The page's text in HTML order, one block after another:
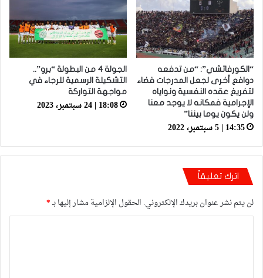
“الكورفاتشي”: “من تدفعه
دوافع أخرى لجعل المدرجات فضاء
لتفريغ عقده النفسية ونواياه
الإجرامية فمكانه لا يوجد معنا
ولن يكون يوما بيننا”
14:35 | 5 سبتمبر، 2022
الجولة 4 من البطولة “برو”..
التشكيلة الرسمية للرجاء في
مواجهة التواركة
18:08 | 24 سبتمبر، 2023
اترك تعليقاً
لن يتم نشر عنوان بريدك الإلكتروني. الحقول الإلزامية مشار إليها بـ*